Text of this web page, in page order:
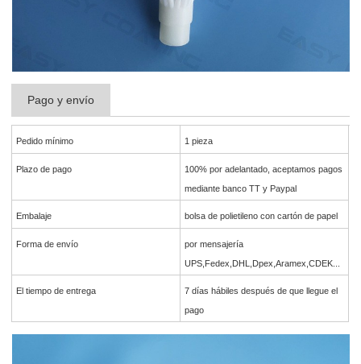
Pago y envío
Pedido mínimo 1 pieza
Plazo de pago
100% por adelantado, aceptamos pagos
mediante banco TT y Paypal
Embalaje bolsa de polietileno con cartón de papel
Forma de envío
por mensajería
UPS,Fedex,DHL,Dpex,Aramex,CDEK...
El tiempo de entrega
7 días hábiles después de que llegue el
pago